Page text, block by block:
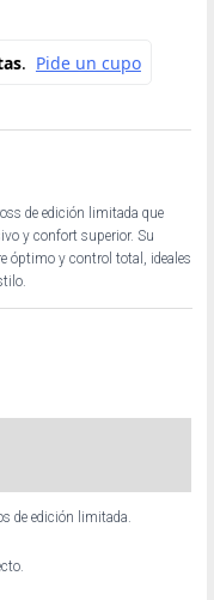
de edición limitada que
y confort superior. Su
óptimo y control total, ideales
de edición limitada.